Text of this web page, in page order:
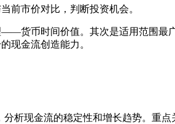
前市价对比，判断投资机会。
货币时间价值。其次是适用范围最
现金流创造能力。
析现金流的稳定性和增长趋势。重